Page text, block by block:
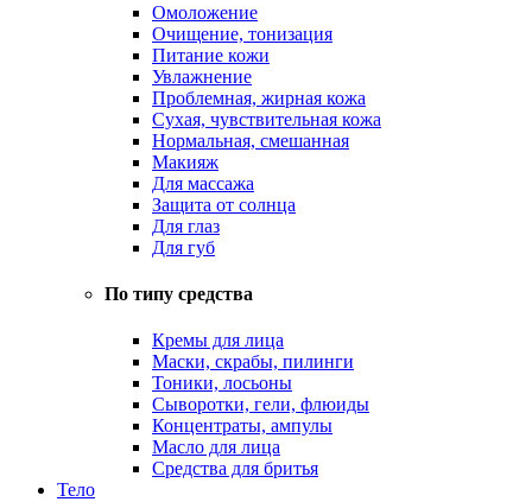
Омоложение
Очищение, тонизация
Питание кожи
Увлажнение
Проблемная, жирная кожа
Сухая, чувствительная кожа
Нормальная, смешанная
Макияж
Для массажа
Защита от солнца
Для глаз
Для губ
По типу средства
Кремы для лица
Маски, скрабы, пилинги
Тоники, лосьоны
Сыворотки, гели, флюиды
Концентраты, ампулы
Масло для лица
Средства для бритья
Тело